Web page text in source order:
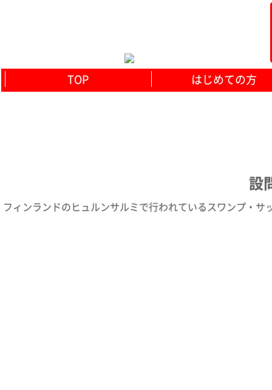
TOP はじめての方
設
フィンランドのヒュルンサルミで行われているスワンプ・